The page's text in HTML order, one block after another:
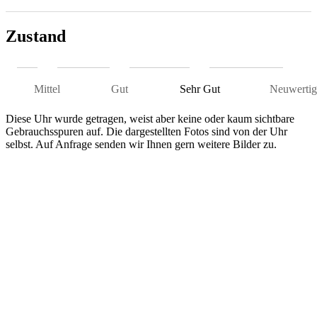
Zustand
Mittel Gut Sehr Gut Neuwertig
Diese Uhr wurde getragen, weist aber keine oder kaum sichtbare
Gebrauchsspuren auf. Die dargestellten Fotos sind von der Uhr
selbst. Auf Anfrage senden wir Ihnen gern weitere Bilder zu.